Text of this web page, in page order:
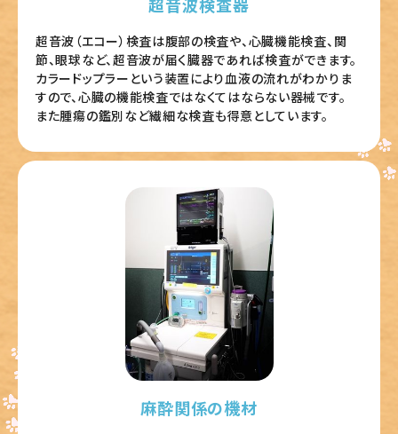
超音波（エコー）検査は腹部の検査や、心臓機能検査、関
節、眼球など、超音波が届く臓器であれば検査ができます。
カラードップラーという装置により血液の流れがわかりま
すので、心臓の機能検査ではなくてはならない器械です。
また腫瘍の鑑別など繊細な検査も得意としています。
麻酔関係の機材